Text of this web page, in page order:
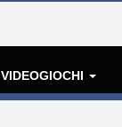
VIDEOGIOCHI